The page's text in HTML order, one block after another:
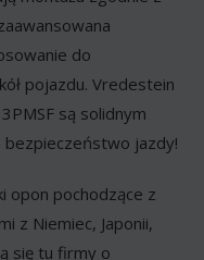
do
pojazdu. Vredestein
są solidnym
jazdy!
opon pochodzące z
z Niemiec, Japonii,
się tu firmy o